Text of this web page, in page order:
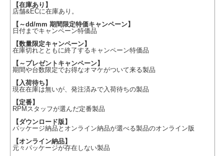
【在庫あり】
店舗&ECに在庫あり。
【～dd/mm 期間限定特価キャンペーン】
日付までキャンペーン特価品
【数量限定キャンペーン】
在庫切れとともに終了するキャンペーン特価品
【～プレゼントキャンペーン】
期間や台数限定でお得なオマケがついて来る製品
【入荷待ち】
現在在庫は無いが、発注済みで入荷待ちの製品
【定番】
RPMスタッフが選んだ定番製品
【ダウンロード版】
パッケージ納品とオンライン納品が選べる製品のオンライン版
【オンライン納品】
元々パッケージが存在しない製品